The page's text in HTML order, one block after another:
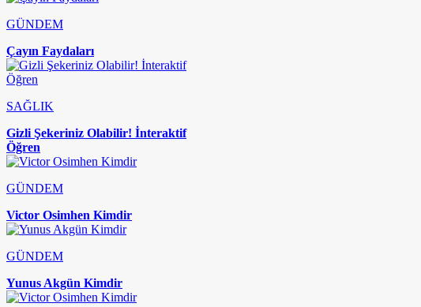
GÜNDEM
Çayın Faydaları
SAĞLIK
Gizli Şekeriniz Olabilir! İnteraktif
Öğren
GÜNDEM
Victor Osimhen Kimdir
GÜNDEM
Yunus Akgün Kimdir